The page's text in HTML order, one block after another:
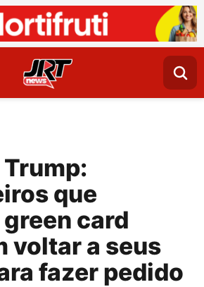
que
card
voltar a seus
fazer pedido